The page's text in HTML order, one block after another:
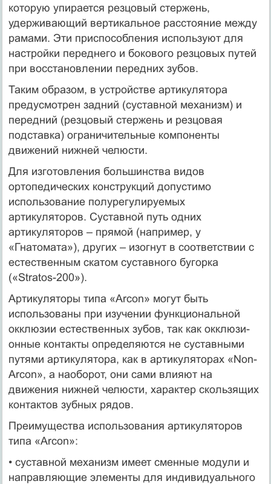
которую упирается резцовый стержень,
удерживающий вертикальное расстояние между
рамами. Эти приспособления используют для
настройки переднего и бокового резцовых путей
при восстановлении передних зубов.
Таким образом, в устройстве артикулятора
предусмотрен задний (суставной механизм) и
передний (резцовый стержень и резцовая
подставка) ограничительные компоненты
движений нижней челюсти.
Для изготовления большинства видов
ортопедических конструкций допустимо
использование полурегулируемых
артикуляторов. Суставной путь одних
артикуляторов – прямой (например, у
«Гнатомата»), других – изогнут в соответствии с
естественным скатом суставного бугорка
(«Stratos-200»).
Артикуляторы типа «Аrсоn» могут быть
использованы при изучении функциональной
окклюзии естественных зубов, так как окклюзи-
онные контакты определяются не суставными
путями артикулятора, как в артикуляторах «Non-
Arcon», a наоборот, они сами влияют на
движения нижней челюсти, характер скользящих
контактов зубных рядов.
Преимущества использования артикуляторов
типа «Аrсоn»:
• суставной механизм имеет сменные модули и
направляющие элементы для индивидуального